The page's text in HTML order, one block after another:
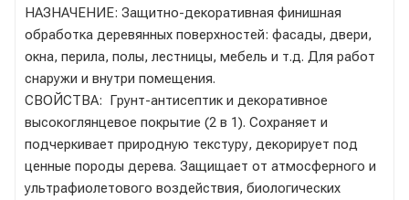
НАЗНАЧЕНИЕ: Защитно-декоративная финишная
обработка деревянных поверхностей: фасады, двери,
окна, перила, полы, лестницы, мебель и т.д. Для работ
снаружи и внутри помещения.
СВОЙСТВА: Грунт-антисептик и декоративное
высокоглянцевое покрытие (2 в 1). Сохраняет и
подчеркивает природную текстуру, декорирует под
ценные породы дерева. Защищает от атмосферного и
ультрафиолетового воздействия, биологических